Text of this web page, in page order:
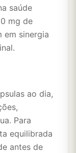
saúde
mg de
em sinergia
ao dia,
Para
equilibrada
antes de